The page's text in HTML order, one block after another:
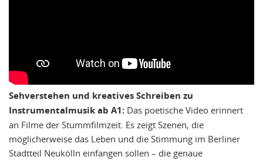
Sehverstehen und kreatives Schreiben zu
Instrumentalmusik ab A1: Das poetische Video erinnert
an Filme der Stummfilmzeit. Es zeigt Szenen, die
möglicherweise das Leben und die Stimmung im Berliner
Stadtteil Neukölln einfangen sollen – die genaue